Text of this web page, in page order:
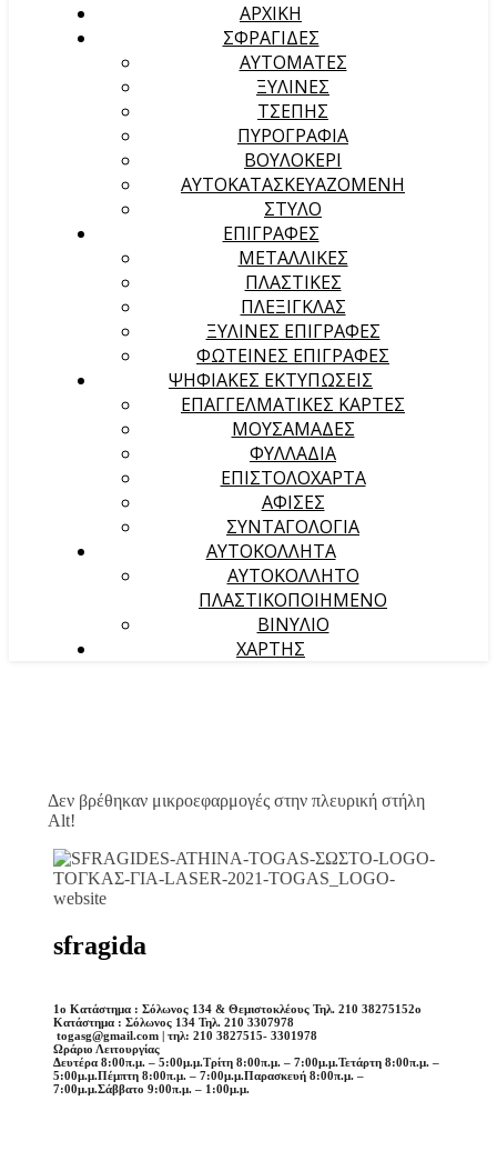
ΑΡΧΙΚΉ
ΣΦΡΑΓΙΔΕΣ
ΑΥΤΟΜΑΤΕΣ
ΞΥΛΙΝΕΣ
ΤΣΕΠΗΣ
ΠΥΡΟΓΡΑΦΙΑ
ΒΟΥΛΟΚΕΡΙ
ΑΥΤΟΚΑΤΑΣΚΕΥΑΖΟΜΕΝΗ
ΣΤΥΛΟ
ΕΠΙΓΡΑΦΕΣ
ΜΕΤΑΛΛΙΚΕΣ
ΠΛΑΣΤΙΚΕΣ
ΠΛΕΞΙΓΚΛΑΣ
ΞΥΛΙΝΕΣ ΕΠΙΓΡΑΦΕΣ
ΦΩΤΕΙΝΕΣ ΕΠΙΓΡΑΦΕΣ
ΨΗΦΙΑΚΕΣ ΕΚΤΥΠΩΣΕΙΣ
ΕΠΑΓΓΕΛΜΑΤΙΚΕΣ ΚΑΡΤΕΣ
ΜΟΥΣΑΜΑΔΕΣ
ΦΥΛΛΑΔΙΑ
ΕΠΙΣΤΟΛΟΧΑΡΤΑ
ΑΦΙΣΕΣ
ΣΥΝΤΑΓΟΛΟΓΙΑ
ΑΥΤΟΚΟΛΛΗΤΑ
ΑΥΤΟΚΟΛΛΗΤΟ
ΠΛΑΣΤΙΚΟΠΟΙΗΜΕΝΟ
ΒΙΝΥΛΙΟ
ΧΑΡΤΗΣ
Δεν βρέθηκαν μικροεφαρμογές στην πλευρική στήλη
Alt!
sfragida
1o Κατάστημα : Σόλωνος 134 & Θεμιστοκλέους Τηλ. 210 38275152o
Κατάστημα : Σόλωνος 134 Τηλ. 210 3307978
togasg@gmail.com | τηλ: 210 3827515- 3301978
Ωράριο Λειτουργίας
Δευτέρα 8:00π.μ. – 5:00μ.μ.Τρίτη 8:00π.μ. – 7:00μ.μ.Τετάρτη 8:00π.μ. –
5:00μ.μ.Πέμπτη 8:00π.μ. – 7:00μ.μ.Παρασκευή 8:00π.μ. –
7:00μ.μ.Σάββατο 9:00π.μ. – 1:00μ.μ.